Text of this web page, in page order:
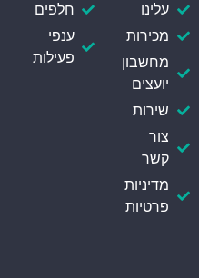
עלינו
מכירות
מחשבון
יועצים
שירות
צור
קשר
מדיניות
פרטיות
חלפים
ענפי
פעילות